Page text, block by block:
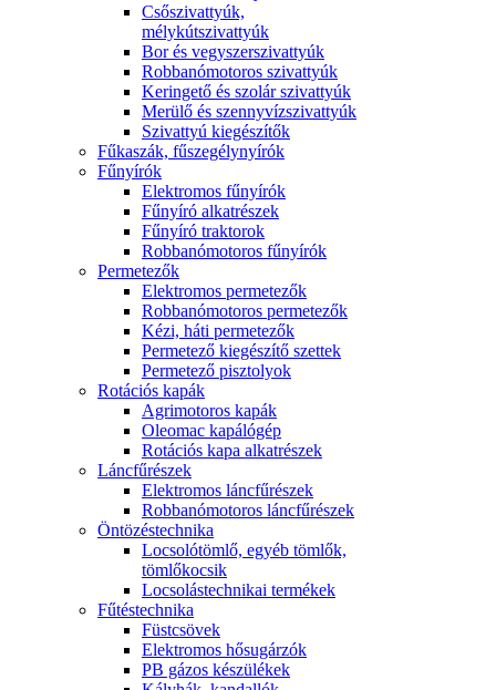
Csőszivattyúk,
mélykútszivattyúk
Bor és vegyszerszivattyúk
Robbanómotoros szivattyúk
Keringető és szolár szivattyúk
Merülő és szennyvízszivattyúk
Szivattyú kiegészítők
Fűkaszák, fűszegélynyírók
Fűnyírók
Elektromos fűnyírók
Fűnyíró alkatrészek
Fűnyíró traktorok
Robbanómotoros fűnyírók
Permetezők
Elektromos permetezők
Robbanómotoros permetezők
Kézi, háti permetezők
Permetező kiegészítő szettek
Permetező pisztolyok
Rotációs kapák
Agrimotoros kapák
Oleomac kapálógép
Rotációs kapa alkatrészek
Láncfűrészek
Elektromos láncfűrészek
Robbanómotoros láncfűrészek
Öntözéstechnika
Locsolótömlő, egyéb tömlők,
tömlőkocsik
Locsolástechnikai termékek
Fűtéstechnika
Füstcsövek
Elektromos hősugárzók
PB gázos készülékek